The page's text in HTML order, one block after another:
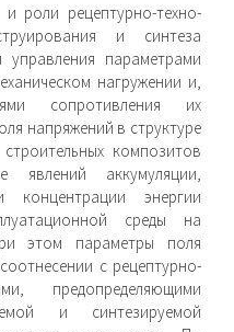
роли рецептурно-техно­
и синтеза
параметрами
нагружении и,
сопротивления их
напряжений в структуре
композитов
явле­ний аккумуляции,
концентрации энергии
среды на
этом параметры поля
с рецептурно-
предопределяющими
и синтезируемой